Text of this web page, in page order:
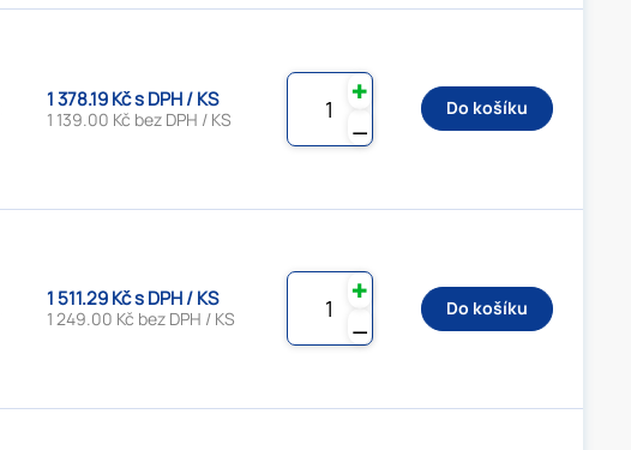
1 378.19 Kč s DPH / KS
1 139.00 Kč bez DPH / KS ⚊
✚
Do košíku
1 511.29 Kč s DPH / KS
1 249.00 Kč bez DPH / KS ⚊
✚
Do košíku